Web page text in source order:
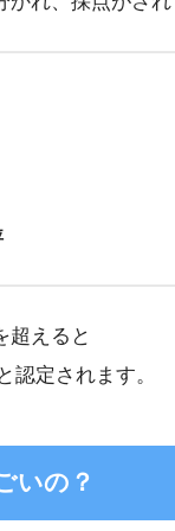
超えると
認定されます。
いの？